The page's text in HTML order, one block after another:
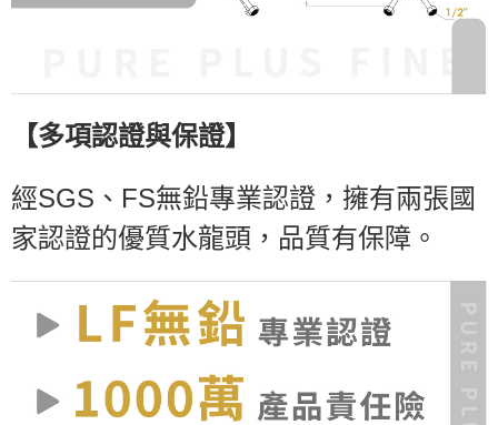
【多項認證與保證】
經SGS、FS無鉛專業認證，擁有兩張國
家認證的優質水龍頭，品質有保障。